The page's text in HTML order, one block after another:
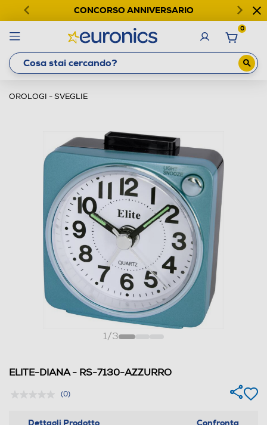
CONCORSO ANNIVERSARIO
0
OROLOGI - SVEGLIE
1/3
ELITE-DIANA - RS-7130-AZZURRO
(0)